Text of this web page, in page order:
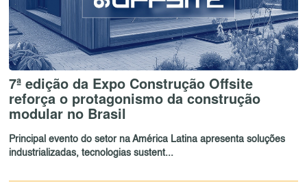
7ª edição da Expo Construção Offsite
reforça o protagonismo da construção
modular no Brasil
Principal evento do setor na América Latina apresenta soluções
industrializadas, tecnologias sustent...